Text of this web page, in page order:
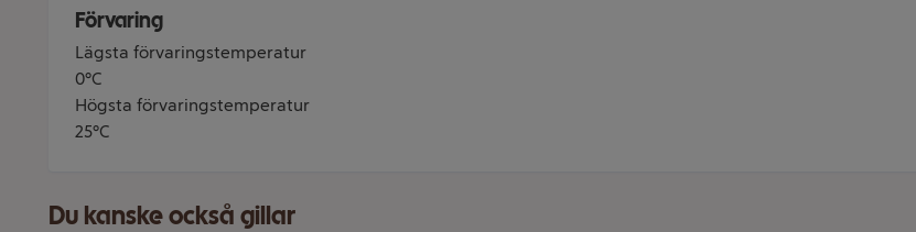
Förvaring
Lägsta förvaringstemperatur
0°C
Högsta förvaringstemperatur
25°C
Du kanske också gillar